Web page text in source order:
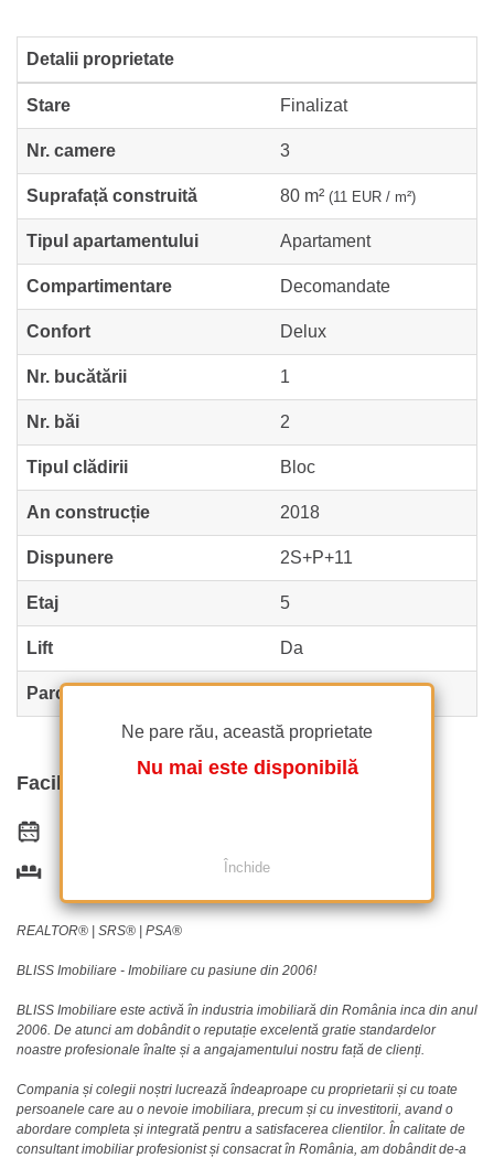
Ne pare rău, această proprietate
Nu mai este disponibilă
Închide
Detalii proprietate
Stare Finalizat
Nr. camere 3
Suprafață construită 80 m² (11 EUR / m²)
Tipul apartamentului Apartament
Compartimentare Decomandate
Confort Delux
Nr. bucătării 1
Nr. băi 2
Tipul clădirii Bloc
An construcție 2018
Dispunere 2S+P+11
Etaj 5
Lift Da
Parcare înăuntru
Facilități
REALTOR®️ | SRS®️ | PSA®️
BLISS Imobiliare - Imobiliare cu pasiune din 2006!
BLISS Imobiliare este activă în industria imobiliară din România inca din anul
2006. De atunci am dobândit o reputație excelentă gratie standardelor
noastre profesionale înalte și a angajamentului nostru față de clienți.
Compania și colegii noștri lucrează îndeaproape cu proprietarii și cu toate
persoanele care au o nevoie imobiliara, precum și cu investitorii, avand o
abordare completa și integrată pentru a satisfacerea clientilor. În calitate de
consultant imobiliar profesionist și consacrat în România, am dobândit de-a